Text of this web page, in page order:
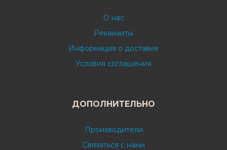
О нас
Реквизиты
Информация о доставке
Условия соглашения
ДОПОЛНИТЕЛЬНО
Производители
Связаться с нами